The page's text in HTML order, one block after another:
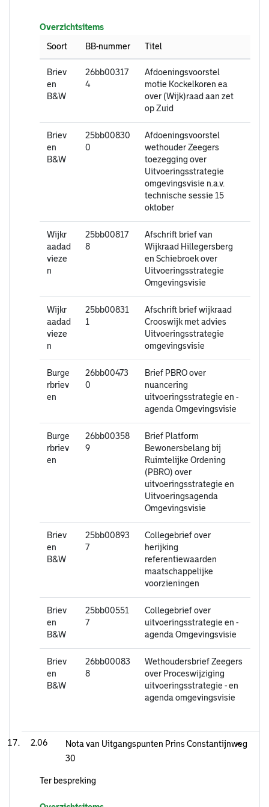
Overzichtsitems
Soort
BB-nummer Titel
Briev
en
B&W
26bb00317
4
Afdoeningsvoorstel
motie Kockelkoren ea
over (Wijk)raad aan zet
op Zuid
Briev
en
B&W
25bb00830
0
Afdoeningsvoorstel
wethouder Zeegers
toezegging over
Uitvoeringsstrategie
omgevingsvisie n.a.v.
technische sessie 15
oktober
Wijkr
aadad
vieze
n
25bb00817
8
Afschrift brief van
Wijkraad Hillegersberg
en Schiebroek over
Uitvoeringsstrategie
Omgevingsvisie
Wijkr
aadad
vieze
n
25bb00831
1
Afschrift brief wijkraad
Crooswijk met advies
Uitvoeringsstrategie
omgevingsvisie
Burge
rbriev
en
26bb00473
0
Brief PBRO over
nuancering
uitvoeringsstrategie en -
agenda Omgevingsvisie
Burge
rbriev
en
26bb00358
9
Brief Platform
Bewonersbelang bij
Ruimtelijke Ordening
(PBRO) over
uitvoeringsstrategie en
Uitvoeringsagenda
Omgevingsvisie
Briev
en
B&W
25bb00893
7
Collegebrief over
herijking
referentiewaarden
maatschappelijke
voorzieningen
Briev
en
B&W
25bb00551
7
Collegebrief over
uitvoeringsstrategie en -
agenda Omgevingsvisie
Briev
en
B&W
26bb00083
8
Wethoudersbrief Zeegers
over Proceswijziging
uitvoeringsstrategie - en
agenda omgevingsvisie
2.06
Nota van Uitgangspunten Prins Constantijnweg
30
Ter bespreking